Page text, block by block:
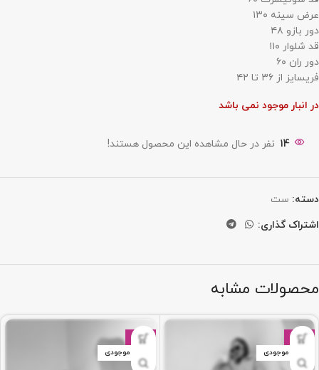
عرض سينه ١٣٠
دور بازو ٤٨
قد شلوار ١١٠
دور ران ٦٠
فريسايز از ٣٦ تا ٤٢
در انبار موجود نمی باشد
14 نفر در حال مشاهده این محصول هستند!
دسته: ست
اشتراک گذاری:
محصولات مشابه
-52%
اتمام موجودی
-52%
اتمام موجودی